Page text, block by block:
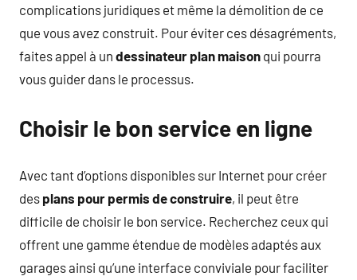
complications juridiques et même la démolition de ce
que vous avez construit. Pour éviter ces désagréments,
faites appel à un dessinateur plan maison qui pourra
vous guider dans le processus.
Choisir le bon service en ligne
Avec tant d’options disponibles sur Internet pour créer
des plans pour permis de construire, il peut être
difficile de choisir le bon service. Recherchez ceux qui
offrent une gamme étendue de modèles adaptés aux
garages ainsi qu’une interface conviviale pour faciliter